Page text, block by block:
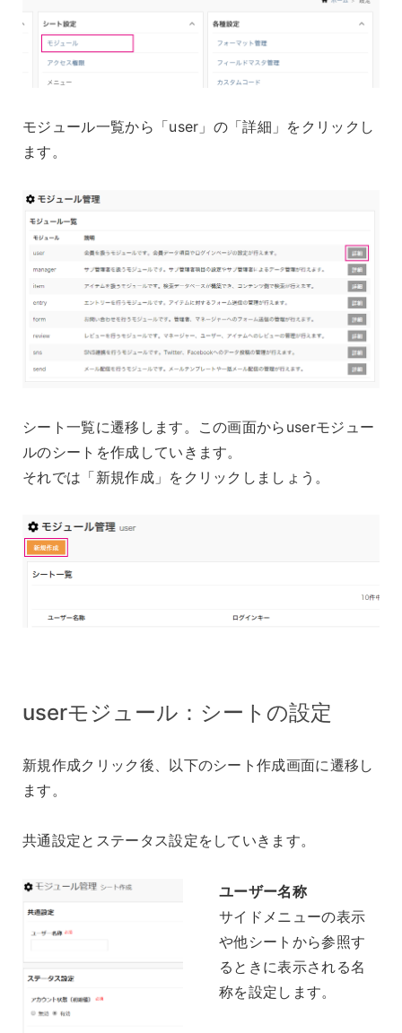
モジュール一覧から「user」の「詳細」をクリックし
ます。
シート一覧に遷移します。この画面からuserモジュー
ルのシートを作成していきます。
それでは「新規作成」をクリックしましょう。
userモジュール：シートの設定
新規作成クリック後、以下のシート作成画面に遷移し
ます。
共通設定とステータス設定をしていきます。
ユーザー名称
サイドメニューの表示
や他シートから参照す
るときに表示される名
称を設定します。